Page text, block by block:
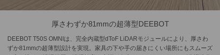
厚さわずか81mmの超薄型DEEBOT
DEEBOT T50S OMNIは、完全内蔵型dToF LiDARモジュールにより、厚さわ
ずか81mmの超薄型設計を実現。家具の下や手の届きにくい場所にもスムーズ